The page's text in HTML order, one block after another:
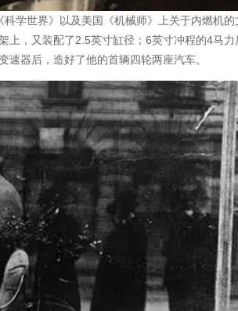
学世界》以及美国《机械师》上关于内燃机的
上，又装配了2.5英寸缸径；6英寸冲程的4马力
器后，造好了他的首辆四轮两座汽车。